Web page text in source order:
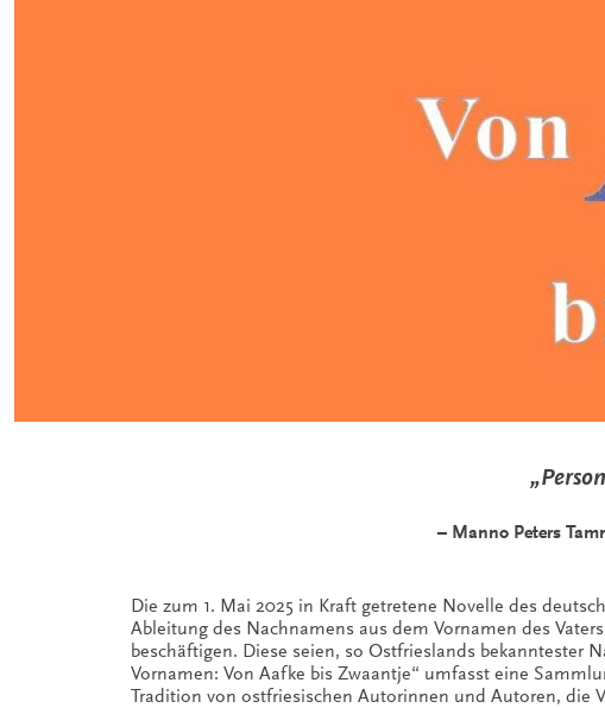
– Manno Peters
Die zum 1. Mai 2025 in Kraft getretene Novelle des
Ableitung des Nachnamens aus dem Vornamen des
beschäftigen. Diese seien, so Ostfrieslands bekanntester
Vornamen: Von Aafke bis Zwaantje“ umfasst eine
Tradition von ostfriesischen Autorinnen und Autoren, die